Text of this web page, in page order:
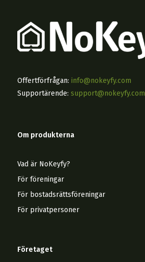
Offertförfrågan: info@nokeyfy.com
Supportärende: support@nokeyfy.com
Om produkterna
Vad är NoKeyfy?
För föreningar
För bostadsrättsföreningar
För privatpersoner
Företaget